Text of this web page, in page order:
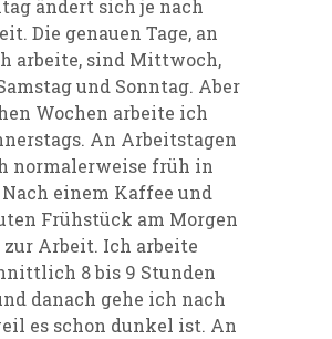
ändert sich je nach
Die genauen Tage, an
arbeite, sind Mittwoch,
und Sonntag. Aber
Wochen arbeite ich
An Arbeitstagen
normalerweise früh in
Nach einem Kaffee und
Frühstück am Morgen
zur Arbeit. Ich arbeite
8 bis 9 Stunden
danach gehe ich nach
es schon dunkel ist. An